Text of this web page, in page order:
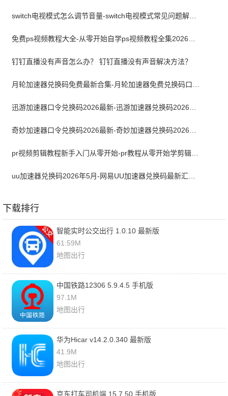
switch电视模式怎么调节音量-switch电视模式常见问题解决方案
钉钉直播没有声音怎么办？ 钉钉直播没有声音解决方法？
pr视频剪辑教程新手入门从零开始-pr教程从零开始学剪辑全集免费
下载排行
智能实时公交出行 1.0.10 最新版
61.59M
地图出行
中国铁路12306 5.9.4.5 手机版
97.1M
地图出行
华为Hicar v14.2.0.340 最新版
41.9M
地图出行
京东打车司机端 15.7.50 手机版